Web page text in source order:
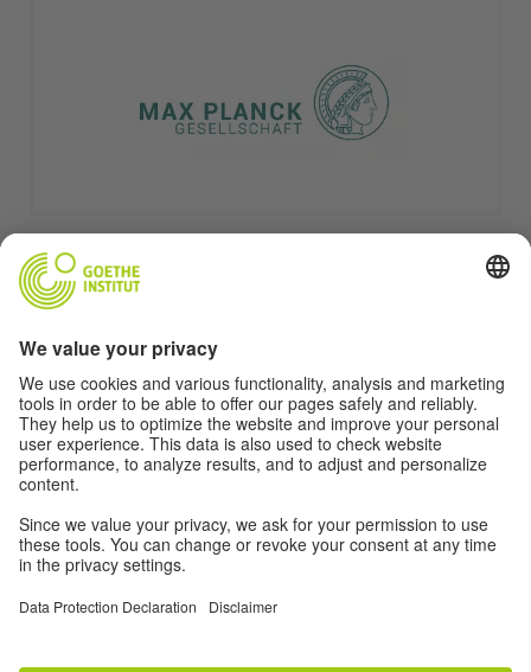
BOSH SAHIFA
MAVZULAR
KO‘RGAZMA
O’QUV MATERIALLARI
MULTIMEDIA